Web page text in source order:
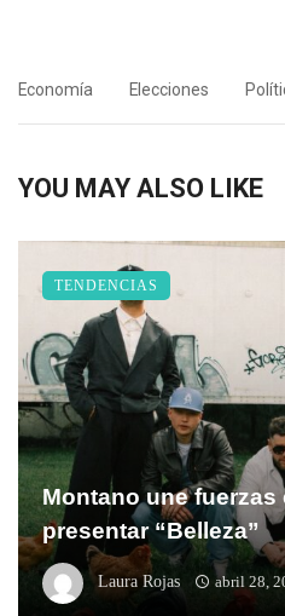
Economía Elecciones
YOU MAY ALSO LIKE
Montano une fuerzas
presentar “Belleza”
Laura Rojas abril 28,
TENDENCIAS